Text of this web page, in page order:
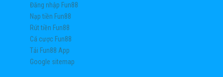
Đăng nhập Fun88
Nạp tiền Fun88
Rút tiền Fun88
Cá cược Fun88
Tải Fun88 App
Google sitemap